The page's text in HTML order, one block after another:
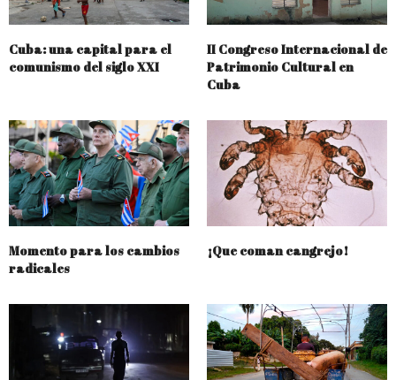
Cuba: una capital para el
comunismo del siglo XXI
II Congreso Internacional de
Patrimonio Cultural en
Cuba
Momento para los cambios
radicales
¡Que coman cangrejo!